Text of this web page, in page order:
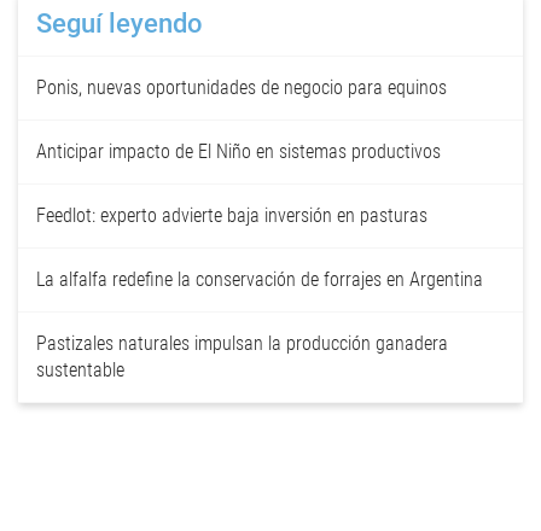
Seguí leyendo
Ponis, nuevas oportunidades de negocio para equinos
Anticipar impacto de El Niño en sistemas productivos
Feedlot: experto advierte baja inversión en pasturas
La alfalfa redefine la conservación de forrajes en Argentina
Pastizales naturales impulsan la producción ganadera
sustentable